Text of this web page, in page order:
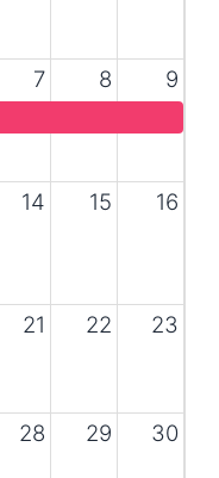
7 8 9
14 15 16
21 22 23
28 29 30